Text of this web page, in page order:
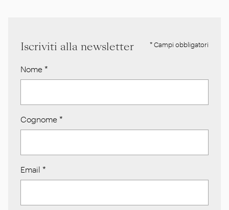
Iscriviti alla newsletter * Campi obbligatori
Nome *
Cognome *
Email *